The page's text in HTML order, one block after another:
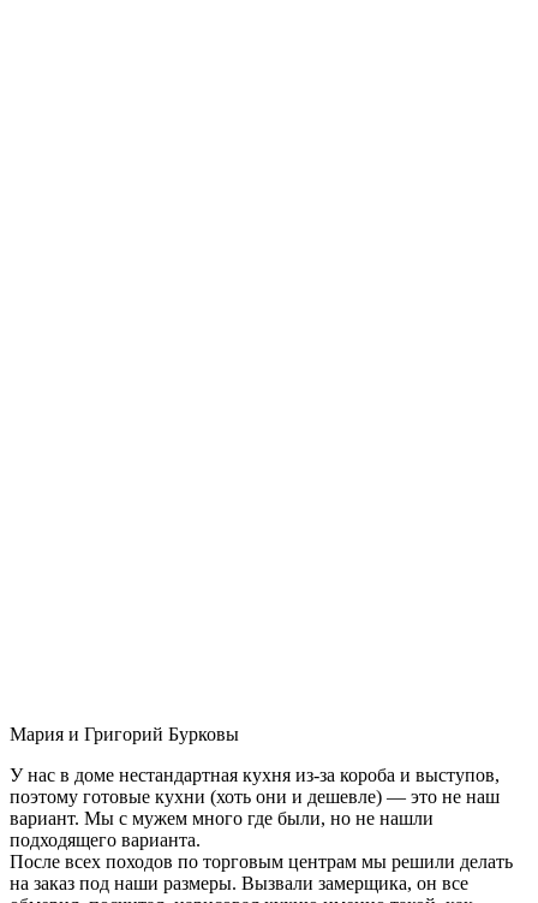
Мария и Григорий Бурковы
У нас в доме нестандартная кухня из-за короба и выступов,
поэтому готовые кухни (хоть они и дешевле) — это не наш
вариант. Мы с мужем много где были, но не нашли
подходящего варианта.
После всех походов по торговым центрам мы решили делать
на заказ под наши размеры. Вызвали замерщика, он все